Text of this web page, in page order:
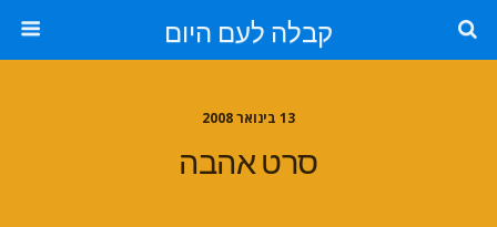
קבלה לעם היום
13 בינואר 2008
סרט אהבה